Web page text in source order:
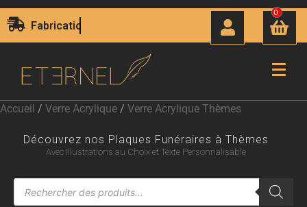
Livraison Express 24H00
0
Accueil / Verre Acrylique / Verre Acrylique Thèmes
Découvrez nos Plaques Funéraires à Thèmes
Avec Illustrations au Choix et Texte Personnalisable